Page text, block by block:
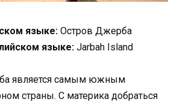
языке: Остров Джерба
языке: Jarbah Island
является самым южным
страны. С материка добраться